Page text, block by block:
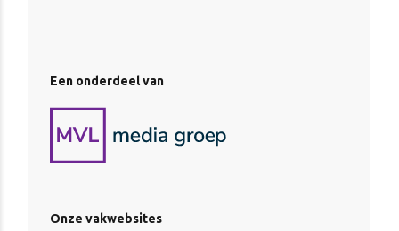
Een onderdeel van
Onze vakwebsites